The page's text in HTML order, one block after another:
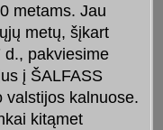
metams. Jau
metų, šįkart
d., pakviesime
į ŠALFASS
valstijos kalnuose.
kitąmet